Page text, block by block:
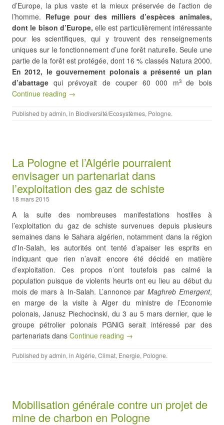
d’Europe, la plus vaste et la mieux préservée de l’action de
l’homme. Refuge pour des milliers d’espèces animales,
dont le bison d’Europe, elle est particulièrement intéressante
pour les scientifiques, qui y trouvent des renseignements
uniques sur le fonctionnement d’une forêt naturelle. Seule une
partie de la forêt est protégée, dont 16 % classés Natura 2000.
En 2012, le gouvernement polonais a présenté un plan
d’abattage qui prévoyait de couper 60 000 m3 de bois
Continue reading →
Published byadmin, in Biodiversité/Ecosystèmes, Pologne.
La Pologne et l’Algérie pourraient
envisager un partenariat dans
l’exploitation des gaz de schiste
18 mars 2015
A la suite des nombreuses manifestations hostiles à
l’exploitation du gaz de schiste survenues depuis plusieurs
semaines dans le Sahara algérien, notamment dans la région
d’In-Salah, les autorités ont tenté d’apaiser les esprits en
indiquant que rien n’avait encore été décidé en matière
d’exploitation. Ces propos n’ont toutefois pas calmé la
population puisque de violents heurts ont eu lieu au début du
mois de mars à In-Salah. L’annonce par Maghreb Emergent,
en marge de la visite à Alger du ministre de l’Economie
polonais, Janusz Piechocinski, du 3 au 5 mars dernier, que le
groupe pétrolier polonais PGNiG serait intéressé par des
partenariats dans Continue reading →
Published byadmin, in Algérie, Climat, Energie, Pologne.
Mobilisation générale contre un projet de
mine de charbon en Pologne